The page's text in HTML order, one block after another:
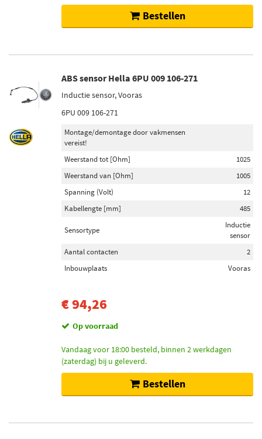
Bestellen
ABS sensor Hella 6PU 009 106-271
Inductie sensor, Vooras
6PU 009 106-271
Montage/demontage door vakmensen
vereist!
Weerstand tot [Ohm]
1025
Weerstand van [Ohm]
1005
Spanning (Volt)
12
Kabellengte [mm]
485
Sensortype
Inductie
sensor
Aantal contacten
2
Inbouwplaats
Vooras
€ 94,26
Op voorraad
Vandaag voor 18:00 besteld, binnen 2 werkdagen
(zaterdag) bij u geleverd.
Bestellen